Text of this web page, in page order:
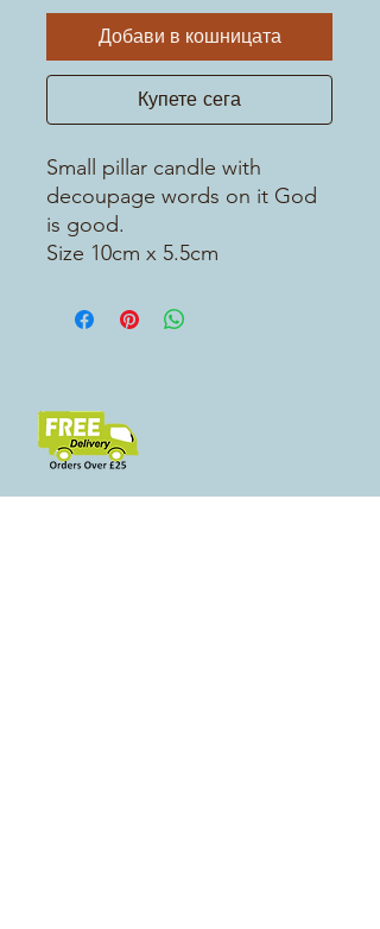
Добави в кошницата
Купете сега
Small pillar candle with
decoupage words on it God
is good.
Size 10cm x 5.5cm